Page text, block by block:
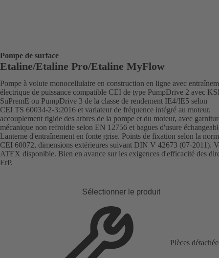
Pompe de surface
Etaline/Etaline Pro/Etaline MyFlow
Pompe à volute monocellulaire en construction en ligne avec
électrique de puissance compatible CEI de type PumpDrive 2 avec
SuPremE ou PumpDrive 3 de la classe de rendement IE4/IE5 selon
CEI TS 60034-2-3:2016 et variateur de fréquence intégré au moteur,
accouplement rigide des arbres de la pompe et du moteur, avec
mécanique non refroidie selon EN 12756 et bagues d'usure
Lanterne d'entraînement en fonte grise. Points de fixation selon la
CEI 60072, dimensions extérieures suivant DIN V 42673 (07-2011).
ATEX disponible. Bien en avance sur les exigences d'efficacité des
ErP.
Sélectionner le produit
Pièces